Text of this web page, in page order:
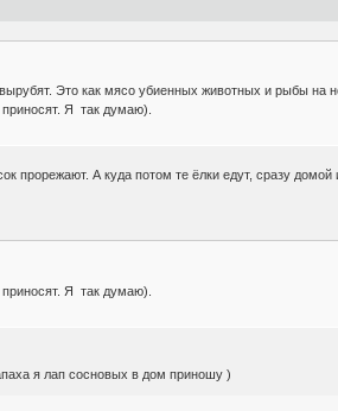
Это как мясо убиенных животных и рыбы на
Я так думаю).
прорежают. А куда потом те ёлки едут, сразу домой
Я так думаю).
я лап сосновых в дом приношу )